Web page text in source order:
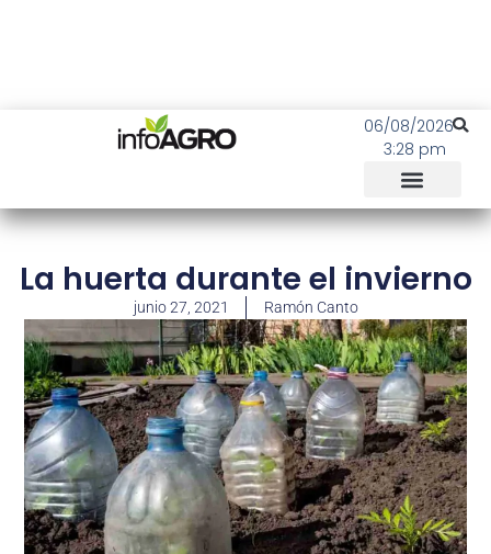
06/08/2026
3:28 pm
La huerta durante el invierno
junio 27, 2021 Ramón Canto